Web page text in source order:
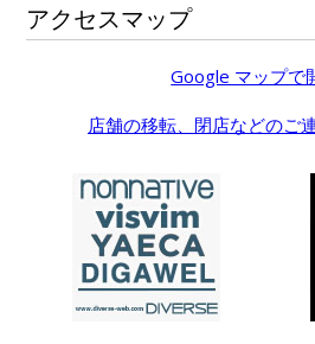
アクセスマップ
Google マップで
店舗の移転、閉店などのご